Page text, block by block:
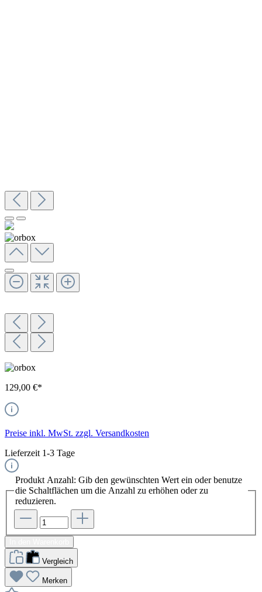
129,00 €*
Preise inkl. MwSt. zzgl. Versandkosten
Lieferzeit 1-3 Tage
Produkt Anzahl: Gib den gewünschten Wert ein oder benutze
die Schaltflächen um die Anzahl zu erhöhen oder zu
reduzieren.
Vergleich
Merken